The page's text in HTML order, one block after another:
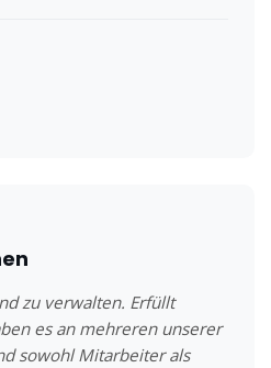
zu verwalten. Erfüllt
es an mehreren unserer
sowohl Mitarbeiter als